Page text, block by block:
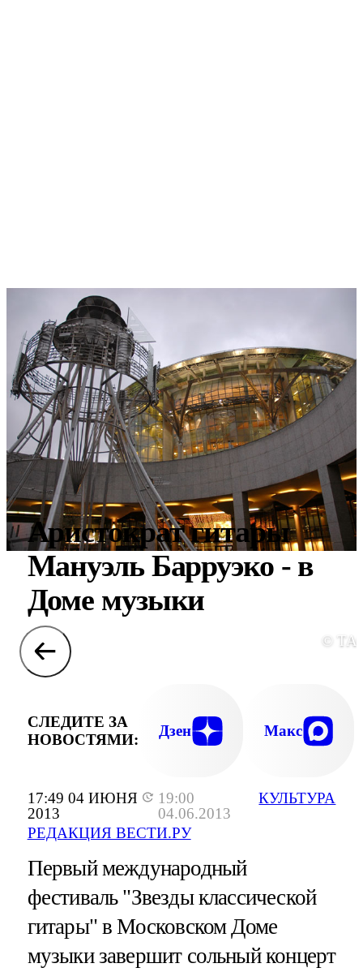
17:49 04 ИЮНЯ
2013
19:00
04.06.2013
РЕДАКЦИЯ ВЕСТИ.РУ
КУЛЬТУРА
Аристократ гитары
Мануэль Барруэко - в
Доме музыки
©
СЛЕДИТЕ ЗА
НОВОСТЯМИ:
Дзен Макс
Первый международный
фестиваль "Звезды классической
гитары" в Московском Доме
музыки завершит сольный концерт